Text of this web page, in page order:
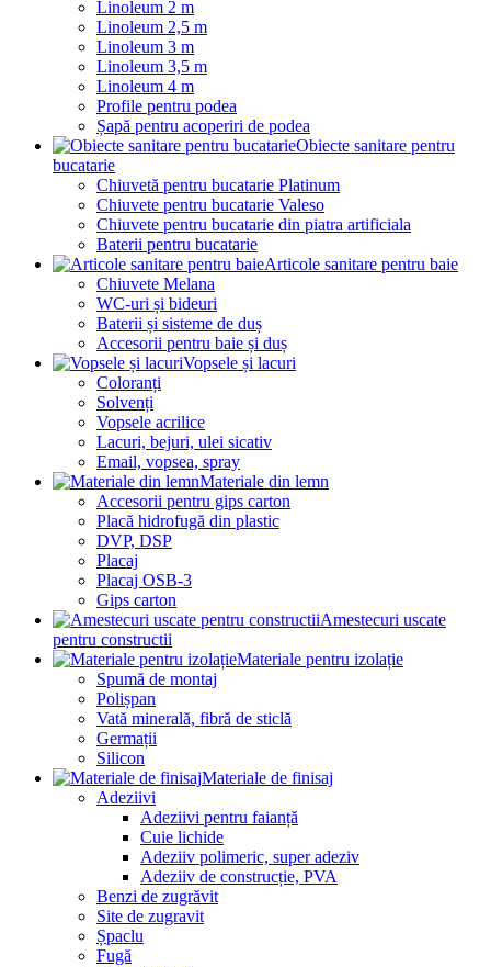
Linoleum 2 m
Linoleum 2,5 m
Linoleum 3 m
Linoleum 3,5 m
Linoleum 4 m
Profile pentru podea
Șapă pentru acoperiri de podea
Obiecte sanitare pentru
bucatarie
Chiuvetă pentru bucatarie Platinum
Chiuvete pentru bucatarie Valeso
Chiuvete pentru bucatarie din piatra artificiala
Baterii pentru bucatarie
Articole sanitare pentru baie
Chiuvete Melana
WC-uri și bideuri
Baterii și sisteme de duș
Accesorii pentru baie și duș
Vopsele și lacuri
Coloranți
Solvenți
Vopsele acrilice
Lacuri, bejuri, ulei sicativ
Email, vopsea, spray
Materiale din lemn
Accesorii pentru gips carton
Placă hidrofugă din plastic
DVP, DSP
Placaj
Placaj OSB-3
Gips carton
Amestecuri uscate
pentru constructii
Materiale pentru izolație
Spumă de montaj
Polișpan
Vată minerală, fibră de sticlă
Germații
Silicon
Materiale de finisaj
Adeziivi
Adeziivi pentru faianță
Cuie lichide
Adeziiv polimeric, super adeziv
Adeziiv de construcție, PVA
Benzi de zugrăvit
Site de zugravit
Șpaclu
Fugă